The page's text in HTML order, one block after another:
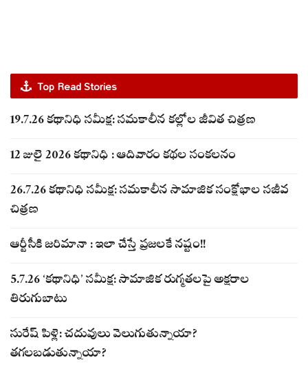
Top Read Stories
19.7.26 కథానిధి సమీక్ష: సమకాలీన కల్లోల జీవిత చిత్రణ
12 జులై 2026 కథానిధి : ఆదివారం కథల సంకలనం
26.7.26 కథానిధి సమీక్ష: సమకాలీన సామాజిక సంక్షోభాల సజీవ
చిత్రణ
ఆర్టీసీకి జరిమానా : ఇలా చేస్తే ప్రజలకే నష్టం!!
5.7.26 ‘కథానిధి’ సమీక్ష: సామాజిక రుగ్మతలపై అక్షరాల
తిరుగుబాటు
సురేష్ పిళ్లె: చదువులు వెలుగుతున్నాయా?
తగలబడుతున్నాయా?